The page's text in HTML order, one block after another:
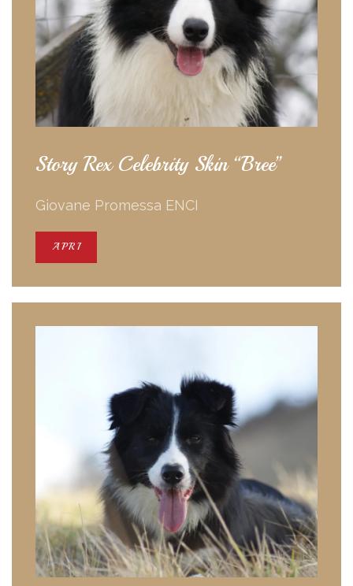
Story Rex Celebrity Skin “Bree”
Giovane Promessa ENCI
APRI